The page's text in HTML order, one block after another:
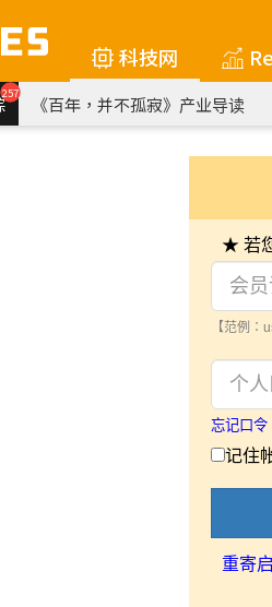
科技网
257 《百年，并不孤寂》产业导读
★ 若
【范例：
忘记口令
记住
重寄